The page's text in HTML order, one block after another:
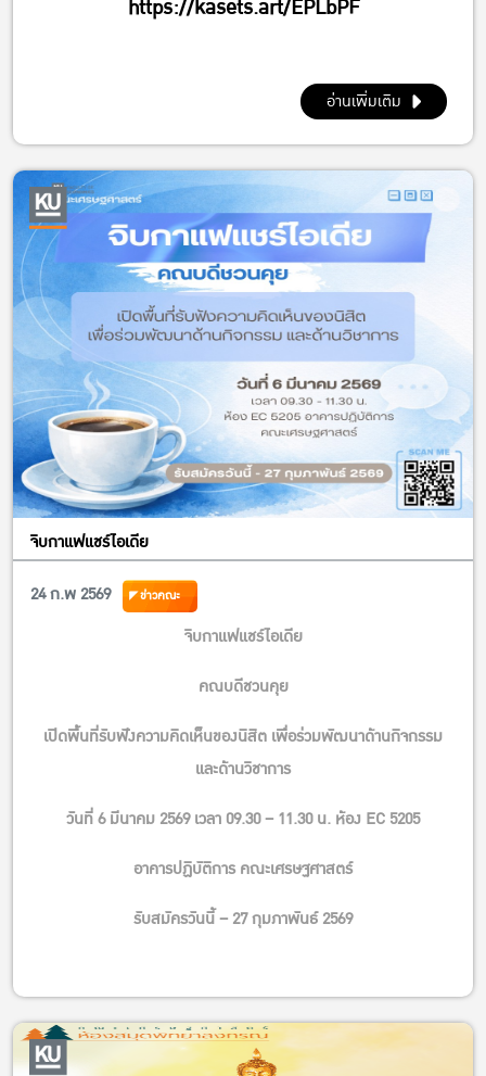
https://kasets.art/EPLbPF
อ่านเพิ่มเติม
จิบกาแฟแชร์ไอเดีย
24 ก.พ 2569
ข่าวคณะ
จิบกาแฟแชร์ไอเดีย
คณบดีชวนคุย
เปิดพื้นที่รับฟังความคิดเห็นของนิสิต เพื่อร่วมพัฒนาด้านกิจกรรม
และด้านวิชาการ
วันที่ 6 มีนาคม 2569 เวลา 09.30 – 11.30 น. ห้อง EC 5205
อาคารปฏิบัติการ คณะเศรษฐศาสตร์
รับสมัครวันนี้ – 27 กุมภาพันธ์ 2569